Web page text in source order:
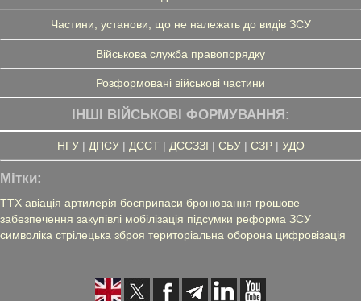
Частини, установи, що не належать до видів ЗСУ
Військова служба правопорядку
Розформовані військові частини
ІНШІ ВІЙСЬКОВІ ФОРМУВАННЯ:
НГУ| ДПСУ| ДССТ| ДССЗЗІ | СБУ| СЗР| УДО
Мітки:
ТТХ авіація артилерія боєприпаси бронювання грошове
забезпечення закупівлі мобілізація підсумки реформа ЗСУ
символіка стрілецька зброя територіальна оборона цифровізація